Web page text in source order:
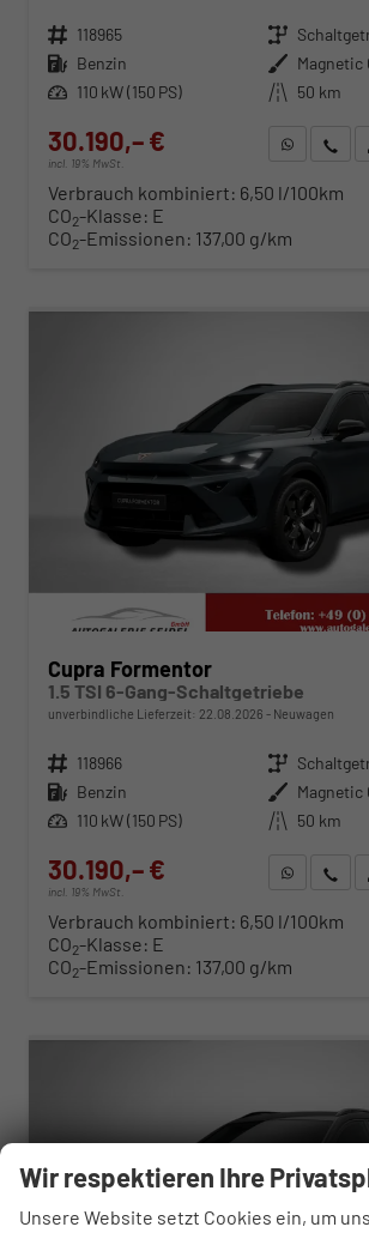
Fahrzeugnr. 118965 Getriebe
Kraftstoff Benzin Außenfarbe Magnetic
Leistung 110 kW (150 PS) Kilometerstand 50 km
30.190,– €
incl. 19% MwSt.
WhatsApp
Wir
Verbrauch kombiniert: 6,50 l/100km
CO2-Klasse: E
CO2-Emissionen: 137,00 g/km
Cupra Formentor
1.5 TSI 6-Gang-Schaltgetriebe
unverbindliche Lieferzeit: 22.08.2026 Neuwagen
Fahrzeugnr. 118966 Getriebe
Kraftstoff Benzin Außenfarbe Magnetic
Leistung 110 kW (150 PS) Kilometerstand 50 km
30.190,– €
incl. 19% MwSt.
WhatsApp
Wir
Verbrauch kombiniert: 6,50 l/100km
CO2-Klasse: E
CO2-Emissionen: 137,00 g/km
Wir respektieren Ihre
Unsere Website setzt Cookies ein, um